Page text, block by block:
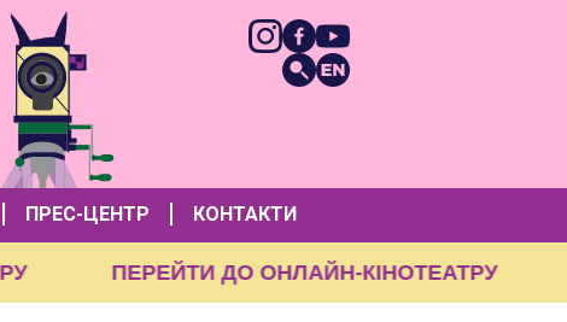
ПРЕС-ЦЕНТР КОНТАКТИ
ПЕРЕЙТИ ДО ОНЛАЙН-КІНОТЕАТРУ